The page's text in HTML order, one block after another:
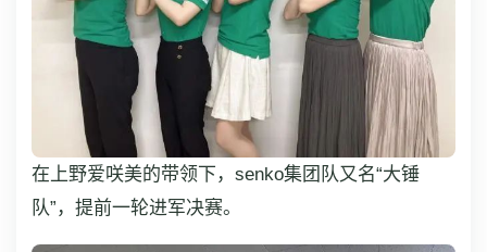
在上野爱咲美的带领下，senko集团队又名“大锤
队”，提前一轮进军决赛。